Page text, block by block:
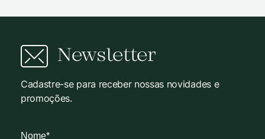
Newsletter
Cadastre-se para receber nossas novidades e
promoções.